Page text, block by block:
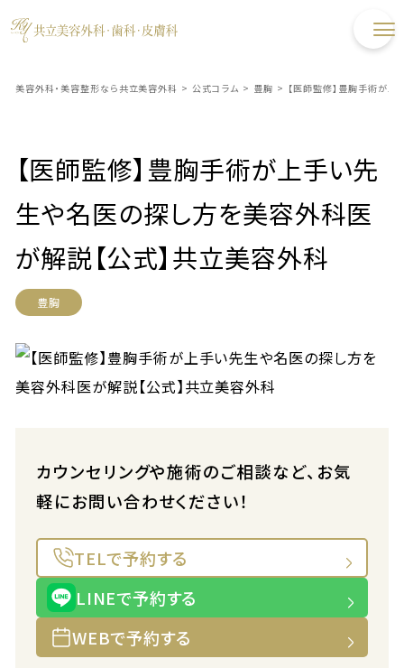
美容外科・美容整形なら共立美容外科 > 公式コラム > 豊胸 > 【医師監修】豊胸手術が
【医師監修】豊胸手術が上手い先
生や名医の探し方を美容外科医
が解説【公式】共立美容外科
豊胸
カウンセリングや施術のご相談など、お気
軽にお問い合わせください！
TELで予約する
LINEで予約する
WEBで予約する